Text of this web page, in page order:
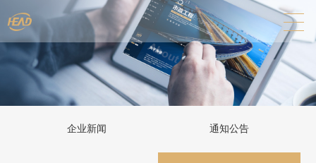
企业新闻 通知公告